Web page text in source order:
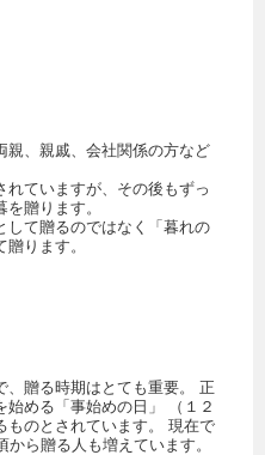
親、親戚、会社関係の方など
ていますが、その後もずっ
贈ります。
して贈るのではなく「暮れの
ります。
、贈る時期はとても重要。 正
める「事始めの日」 （１２
ものとされています。 現在で
ら贈る人も増えています。